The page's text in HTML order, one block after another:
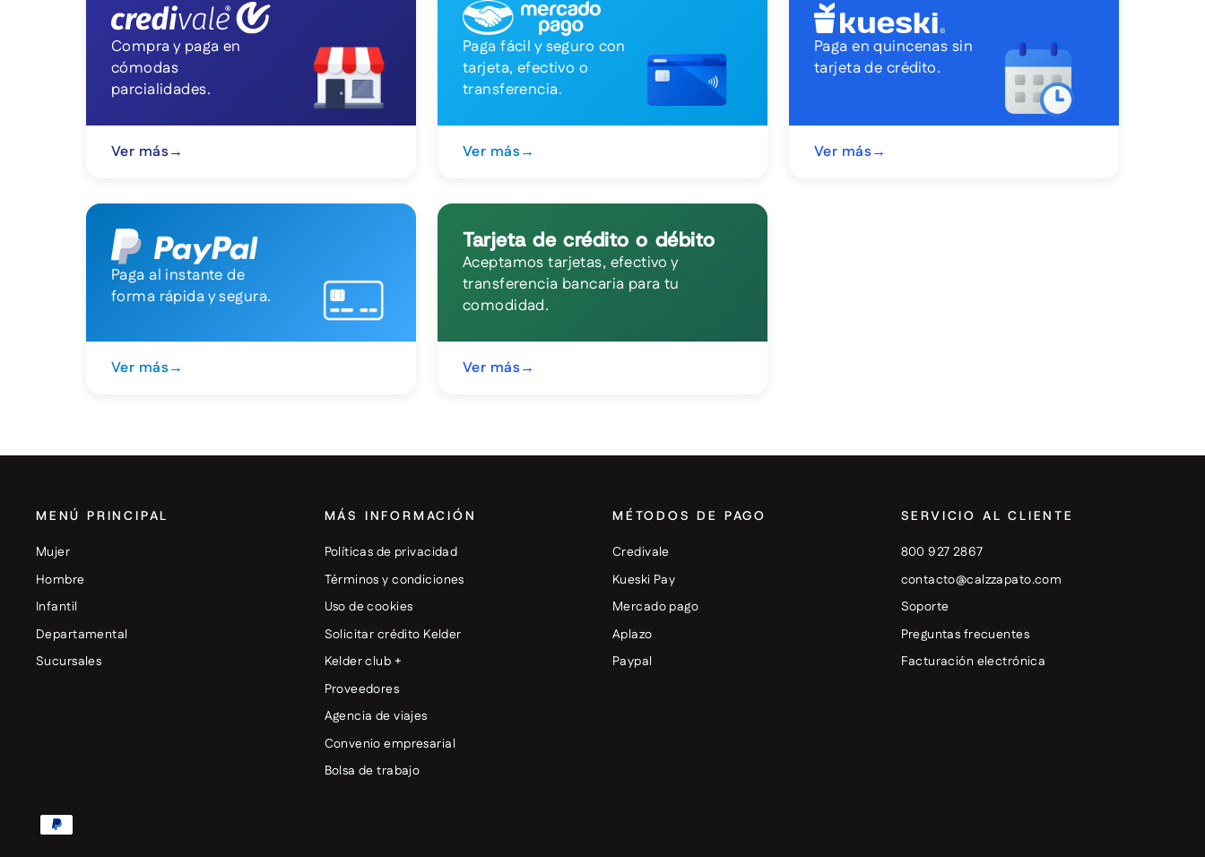
Compra y paga en
cómodas
parcialidades.
Ver más→
Paga fácil y seguro con
tarjeta, efectivo o
transferencia.
Ver más→
Paga en quincenas sin
tarjeta de crédito.
Ver más→
Paga al instante de
forma rápida y segura.
Ver más→
Tarjeta de crédito o débito
Aceptamos tarjetas, efectivo y
transferencia bancaria para tu
comodidad.
Ver más→
MENÚ PRINCIPAL
Mujer
Hombre
Infantil
Departamental
Sucursales
MÁS INFORMACIÓN
Políticas de privacidad
Términos y condiciones
Uso de cookies
Solicitar crédito Kelder
Kelder club +
Proveedores
Agencia de viajes
Convenio empresarial
Bolsa de trabajo
MÉTODOS DE PAGO
Credivale
Kueski Pay
Mercado pago
Aplazo
Paypal
SERVICIO AL CLIENTE
800 927 2867
contacto@calzzapato.com
Soporte
Preguntas frecuentes
Facturación electrónica